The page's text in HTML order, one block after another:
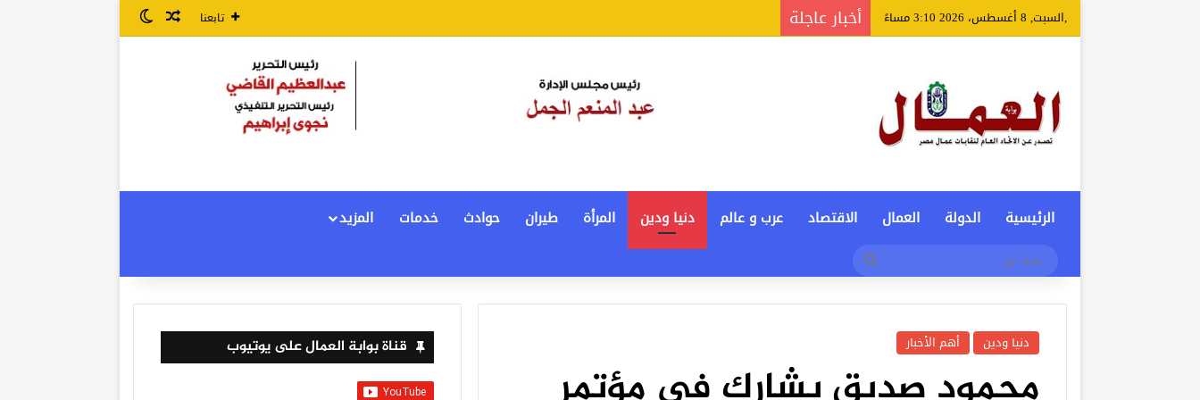
,السبت, 8 أغسطس، 2026 3:10 مساءً أخبار عاجلة تابعنا مقال عشوائي
الوضع المظلم
الرئيسية الدولة العمال الاقتصاد عرب و عالم دنيا ودين المرأة طيران حوادث خدمات
المزيد
دنيا ودين أهم الأخبار قناة بوابة العمال على يوتيوب